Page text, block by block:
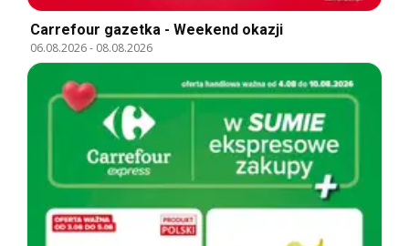
Carrefour gazetka - Weekend okazji
06.08.2026- 08.08.2026